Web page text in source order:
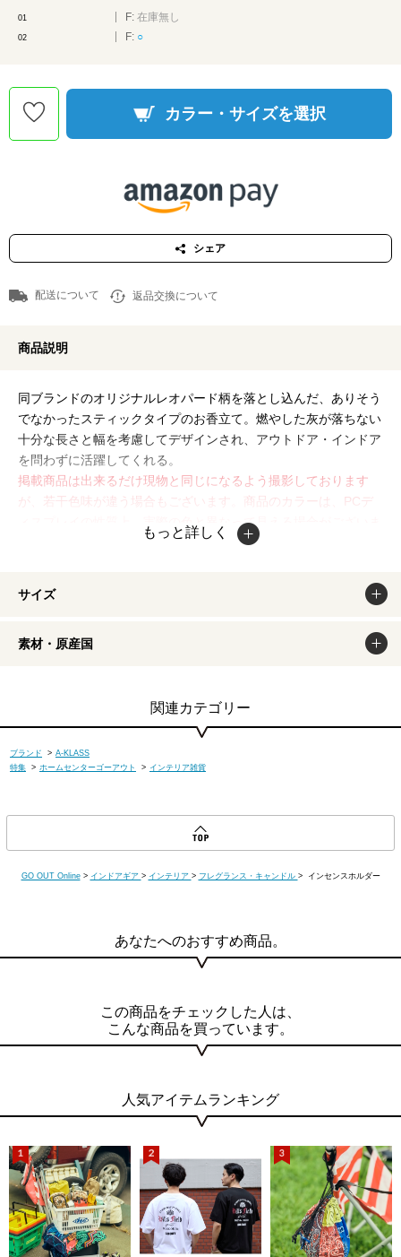
01 F: 在庫無し
02 F: ○
カラー・サイズを選択
シェア
配送について 返品交換について
商品説明
同ブランドのオリジナルレオパード柄を落とし込んだ、ありそう
でなかったスティックタイプのお香立て。燃やした灰が落ちない
十分な長さと幅を考慮してデザインされ、アウトドア・インドア
を問わずに活躍してくれる。
掲載商品は出来るだけ現物と同じになるよう撮影しております
が、若干色味が違う場合もございます。商品のカラーは、PCデ
ィスプレイの性質上、実際の色と異なって見える場合がございま
すので予めご了承ください。
もっと詳しく
サイズ
素材・原産国
関連カテゴリー
ブランド > A-KLASS
特集 > ホームセンターゴーアウト > インテリア雑貨
GO OUT Online > インドアギア > インテリア > フレグランス・キャンドル > インセンスホルダー
あなたへのおすすめ商品。
この商品をチェックした人は、
こんな商品を買っています。
人気アイテムランキング